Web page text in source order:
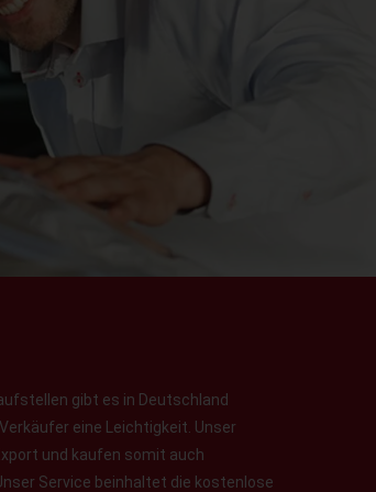
gibt es in Deutschland
eine Leichtigkeit. Unser
und kaufen somit auch
Service beinhaltet die kostenlose